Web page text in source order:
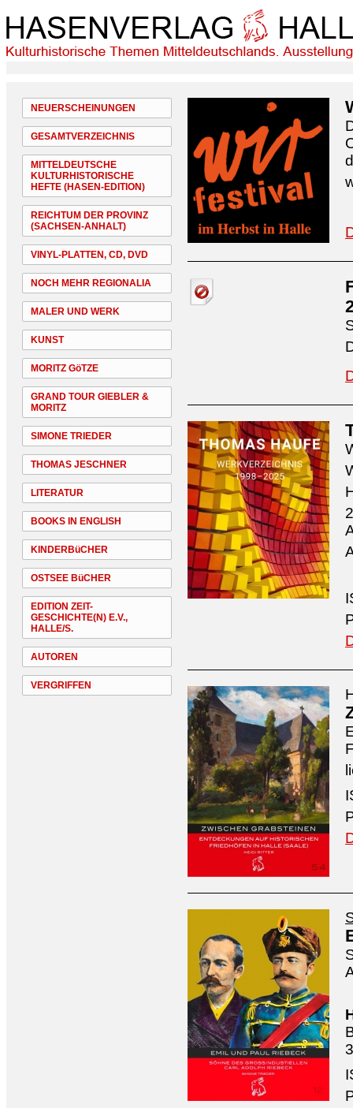
NEUERSCHEINUNGEN
GESAMTVERZEICHNIS
MITTELDEUTSCHE
KULTURHISTORISCHE
HEFTE (HASEN-EDITION)
REICHTUM DER PROVINZ
(SACHSEN-ANHALT)
VINYL-PLATTEN, CD, DVD
NOCH MEHR REGIONALIA
MALER UND WERK
KUNST
MORITZ GöTZE
GRAND TOUR GIEBLER &
MORITZ
SIMONE TRIEDER
THOMAS JESCHNER
LITERATUR
BOOKS IN ENGLISH
KINDERBüCHER
OSTSEE BüCHER
EDITION ZEIT-
GESCHICHTE(N) E.V.,
HALLE/S.
AUTOREN
VERGRIFFEN